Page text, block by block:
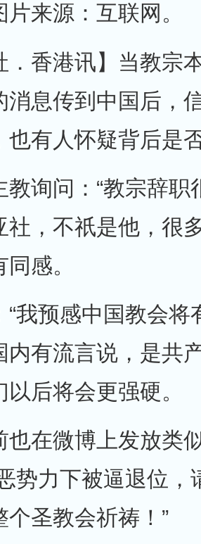
片来源：互联网。
．香港讯】当教宗
消息传到中国后，
也有人怀疑背后是
教询问：“教宗辞职
社，不祇是他，很
感。
“我预感中国教会将
内有流言说，是共
后将会更强硬。
也在微博上发放类
势力下被逼退位，
个圣教会祈祷！”